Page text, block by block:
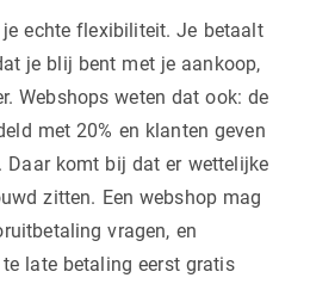
echte flexibiliteit. Je betaalt
je blij bent met je aankoop,
Webshops weten dat ook: de
met 20% en klanten geven
Daar komt bij dat er wettelijke
zitten. Een webshop mag
vragen, en
late betaling eerst gratis